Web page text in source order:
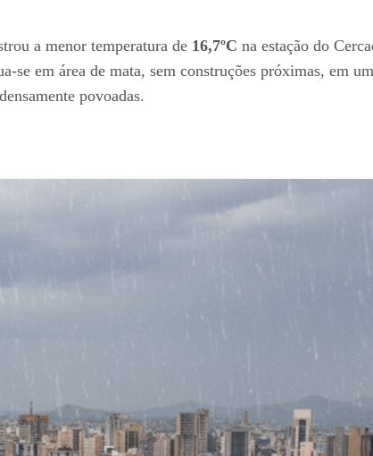
a menor temperatura de 16,7ºC na estação do
se em área de mata, sem construções próximas, em
povoadas.